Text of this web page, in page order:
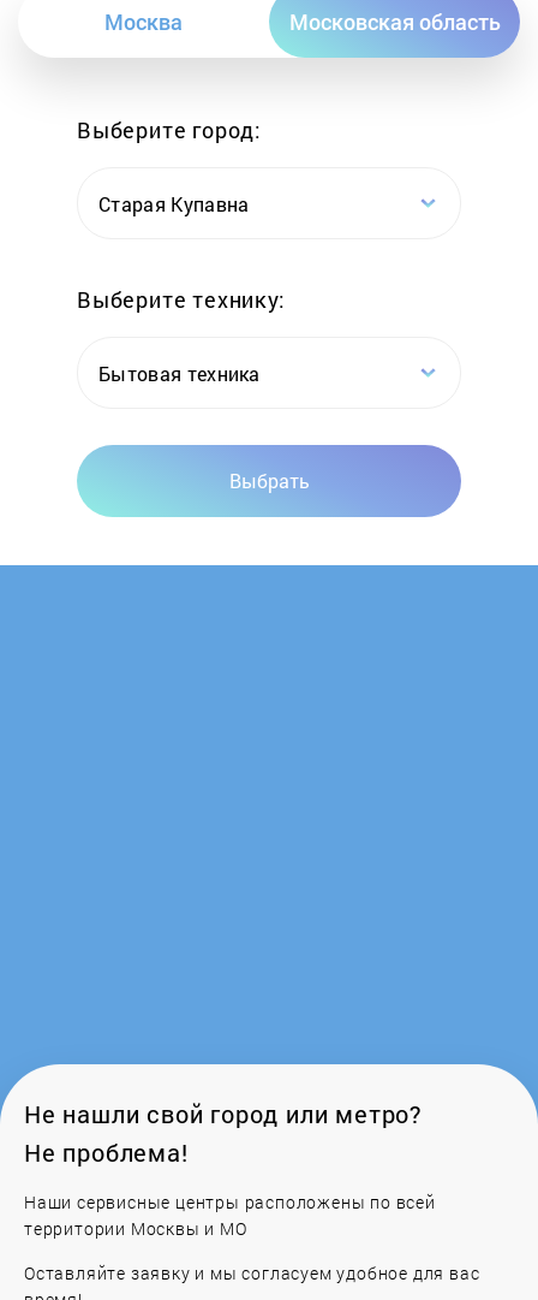
HB
ILVE
Ilvito
Kaiser
LOFRA
Москва Московская область
Выберите город:
Старая Купавна
Выберите технику:
Бытовая техника
Выбрать
Не нашли свой город или метро?
Не проблема!
Наши сервисные центры расположены по всей
территории Москвы и МО
Оставляйте заявку и мы согласуем удобное для вас